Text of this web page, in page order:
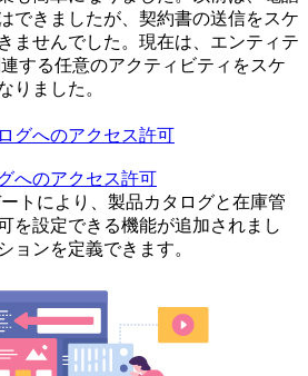
できましたが、契約書の送信をスケ
ませんでした。現在は、エンティテ
する任意のアクティビティをスケ
りました。
へのアクセス許可
トにより、製品カタログと在庫管
を設定できる機能が追加されまし
ョンを定義できます。